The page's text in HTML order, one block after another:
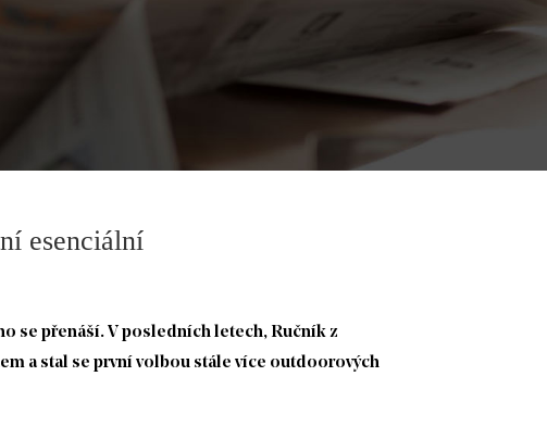
esenciální
se přenáší. V posledních letech, Ručník z
a stal se první volbou stále více outdoorových